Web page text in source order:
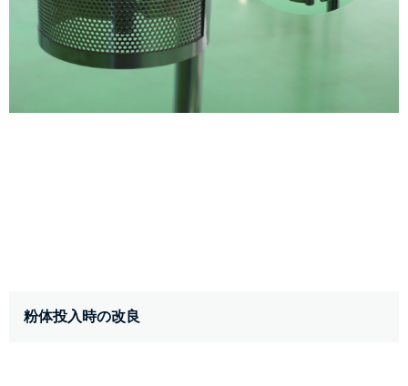
粉体投入時の改良